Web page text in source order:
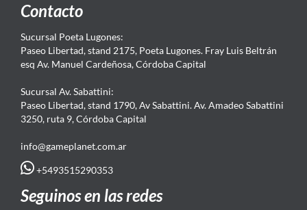
Contacto
Sucursal Poeta Lugones:
Paseo Libertad, stand 2175, Poeta Lugones. Fray Luis Beltrán
esq Av. Manuel Cardeñosa, Córdoba Capital
Sucursal Av. Sabattini:
Paseo Libertad, stand 1790, Av Sabattini. Av. Amadeo Sabattini
3250, ruta 9, Córdoba Capital
info@gameplanet.com.ar
+5493515290353
Seguinos en las redes